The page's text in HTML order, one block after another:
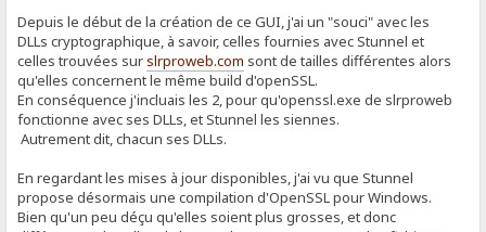
Depuis le début de la création de ce GUI, j'ai un "souci" avec les
DLLs cryptographique, à savoir, celles fournies avec Stunnel et
celles trouvées surslrproweb.com sont de tailles différentes alors
qu'elles concernent le même build d'openSSL.
En conséquence j'incluais les 2, pour qu'openssl.exe de slrproweb
fonctionne avec ses DLLs, et Stunnel les siennes.
Autrement dit, chacun ses DLLs.
En regardant les mises à jour disponibles, j'ai vu que Stunnel
propose désormais une compilation d'OpenSSL pour Windows.
Bien qu'un peu déçu qu'elles soient plus grosses, et donc